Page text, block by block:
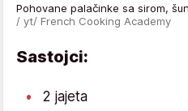
Pohovane palačinke sa sirom,
/ yt/ French Cooking Academy
Sastojci:
2 jajeta